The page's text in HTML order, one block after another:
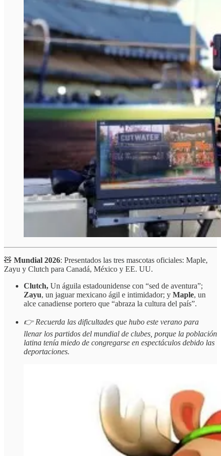
🧸 Mundial 2026: Presentados las tres mascotas oficiales: Maple,
Zayu y Clutch para Canadá, México y EE. UU.
Clutch, Un águila estadounidense con “sed de aventura”;
Zayu, un jaguar mexicano ágil e intimidador; y Maple, un
alce canadiense portero que “abraza la cultura del país”.
👉 Recuerda las dificultades que hubo este verano para
llenar los partidos del mundial de clubes, porque la población
latina tenía miedo de congregarse en espectáculos debido las
deportaciones.